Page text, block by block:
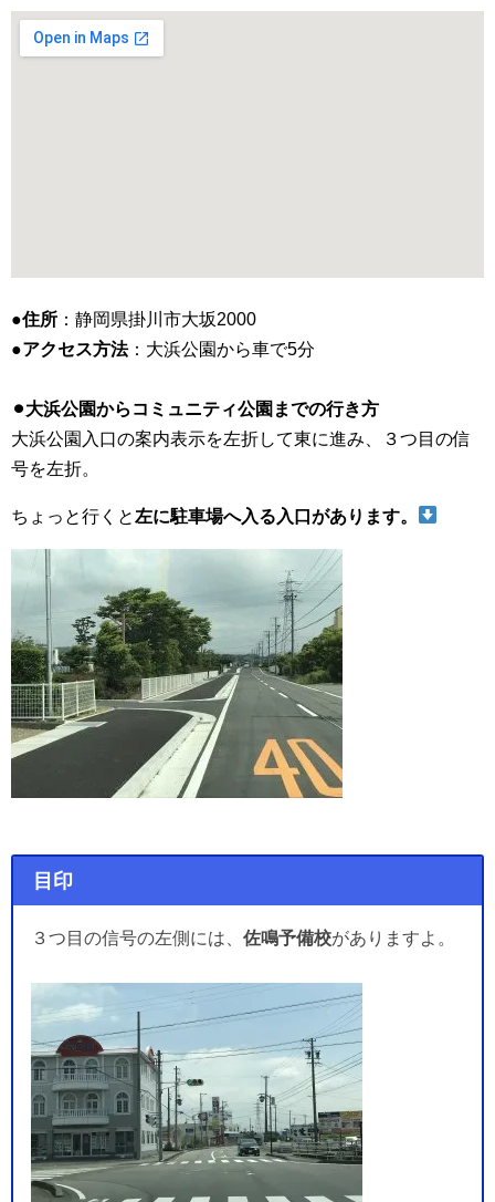
●住所 ：静岡県掛川市大坂2000
●アクセス方法：大浜公園から車で5分
⚫︎大浜公園からコミュニティ公園までの行き方
大浜公園入口の案内表示を左折して東に進み、３つ目の信
号を左折。
ちょっと行くと左に駐車場へ入る入口があります。
目印
３つ目の信号の左側には、 佐鳴予備校がありますよ。